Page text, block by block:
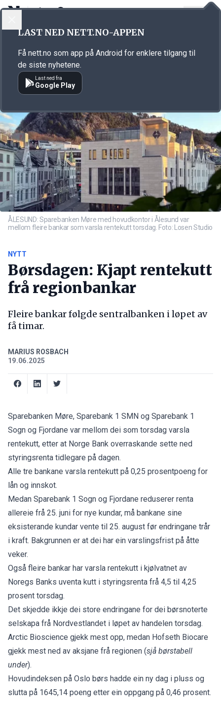
Annonsørinnhold
ÅLESUND: Sparebanken Møre med hovudkontor i Ålesund var
mellom fleire bankar som varsla rentekutt torsdag. Foto: Losen Studio
NYTT
Børsdagen: Kjapt rentekutt
frå regionbankar
Fleire bankar følgde sentralbanken i løpet av
få timar.
MARIUS ROSBACH
19.06.2025
Sparebanken Møre, Sparebank 1 SMN og Sparebank 1
Sogn og Fjordane var mellom dei som torsdag varsla
rentekutt, etter at Norge Bank overraskande sette ned
styringsrenta tidlegare på dagen.
Alle tre bankane varsla rentekutt på 0,25 prosentpoeng for
lån og innskot.
Medan Sparebank 1 Sogn og Fjordane reduserer renta
allereie frå 25. juni for nye kundar, må bankane sine
eksisterande kundar vente til 25. august før endringane trår
i kraft. Bakgrunnen er at dei har ein varslingsfrist på åtte
veker.
Også fleire bankar har varsla rentekutt i kjølvatnet av
Noregs Banks uventa kutt i styringsrenta frå 4,5 til 4,25
prosent torsdag.
Det skjedde ikkje dei store endringane for dei børsnoterte
selskapa frå Nordvestlandet i løpet av handelen torsdag.
Arctic Bioscience gjekk mest opp, medan Hofseth Biocare
gjekk mest ned av aksjane frå regionen (sjå børstabell
under).
Hovudindeksen på Oslo børs hadde ein ny dag i pluss og
slutta på 1645,14 poeng etter ein oppgang på 0,46 prosent.
LAST NED NETT.NO-APPEN
Få nett.no som app på Android for enklere tilgang til
de siste nyhetene.
Last ned fra
Google Play